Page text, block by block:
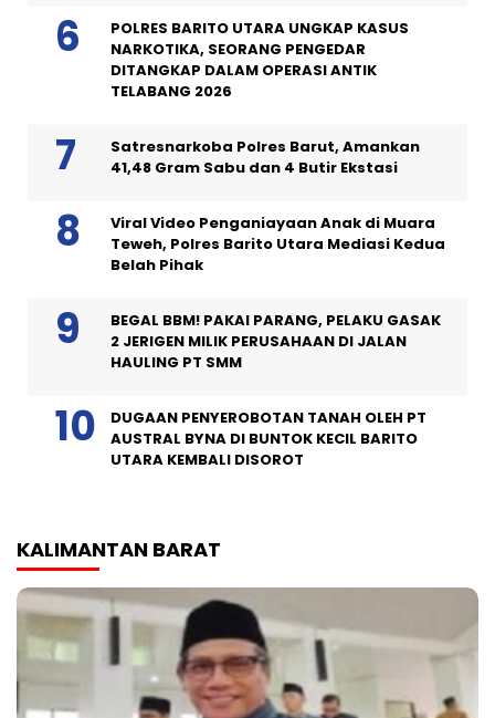
POLRES BARITO UTARA UNGKAP KASUS
NARKOTIKA, SEORANG PENGEDAR
DITANGKAP DALAM OPERASI ANTIK
TELABANG 2026
Satresnarkoba Polres Barut, Amankan
41,48 Gram Sabu dan 4 Butir Ekstasi
Viral Video Penganiayaan Anak di Muara
Teweh, Polres Barito Utara Mediasi Kedua
Belah Pihak
BEGAL BBM! PAKAI PARANG, PELAKU GASAK
2 JERIGEN MILIK PERUSAHAAN DI JALAN
HAULING PT SMM
DUGAAN PENYEROBOTAN TANAH OLEH PT
AUSTRAL BYNA DI BUNTOK KECIL BARITO
UTARA KEMBALI DISOROT
KALIMANTAN BARAT